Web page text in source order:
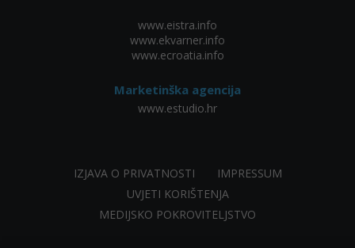
www.eistra.info
www.ekvarner.info
www.ecroatia.info
Marketinška agencija
www.estudio.hr
IZJAVA O PRIVATNOSTI
IMPRESSUM
UVJETI KORIŠTENJA
MEDIJSKO POKROVITELJSTVO